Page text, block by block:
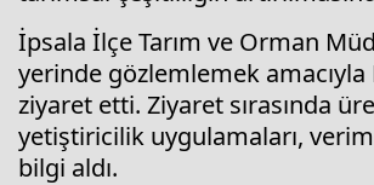
İpsala İlçe Tarım ve Orman
yerinde gözlemlemek
ziyaret etti. Ziyaret sırasında
yetiştiricilik uygulamaları,
bilgi aldı.